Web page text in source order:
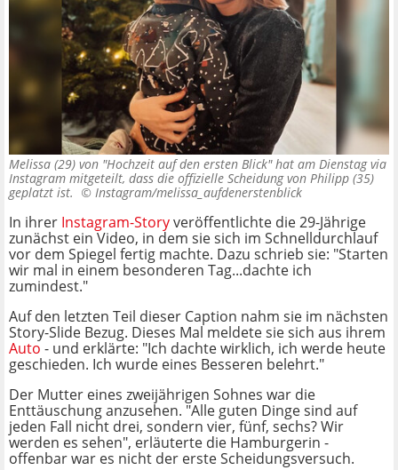
Melissa (29) von "Hochzeit auf den ersten Blick" hat am Dienstag via
Instagram mitgeteilt, dass die offizielle Scheidung von Philipp (35)
geplatzt ist. © Instagram/melissa_aufdenerstenblick
In ihrer Instagram-Storyveröffentlichte die 29-Jährige
zunächst ein Video, in dem sie sich im Schnelldurchlauf
vor dem Spiegel fertig machte. Dazu schrieb sie: "Starten
wir mal in einem besonderen Tag...dachte ich
zumindest."
Auf den letzten Teil dieser Caption nahm sie im nächsten
Story-Slide Bezug. Dieses Mal meldete sie sich aus ihrem
Auto - und erklärte: "Ich dachte wirklich, ich werde heute
geschieden. Ich wurde eines Besseren belehrt."
Der Mutter eines zweijährigen Sohnes war die
Enttäuschung anzusehen. "Alle guten Dinge sind auf
jeden Fall nicht drei, sondern vier, fünf, sechs? Wir
werden es sehen", erläuterte die Hamburgerin -
offenbar war es nicht der erste Scheidungsversuch.